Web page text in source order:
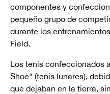
componentes y
pequeño grupo de
durante los
Field.
Los tenis confeccionados
Shoe" (tenis lunares),
que dejaban en la tierra,